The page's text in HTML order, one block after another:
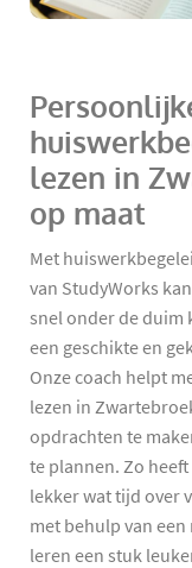
lezen in
op maat
Met
van StudyWorks
snel onder de duim
een geschikte en
Onze coach helpt
lezen in
opdrachten te
te plannen. Zo
lekker wat tijd over
met behulp van
leren een stuk